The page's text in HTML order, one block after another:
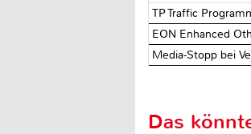
TP Traffic
EON Enhanced
Media-Stopp bei
Das